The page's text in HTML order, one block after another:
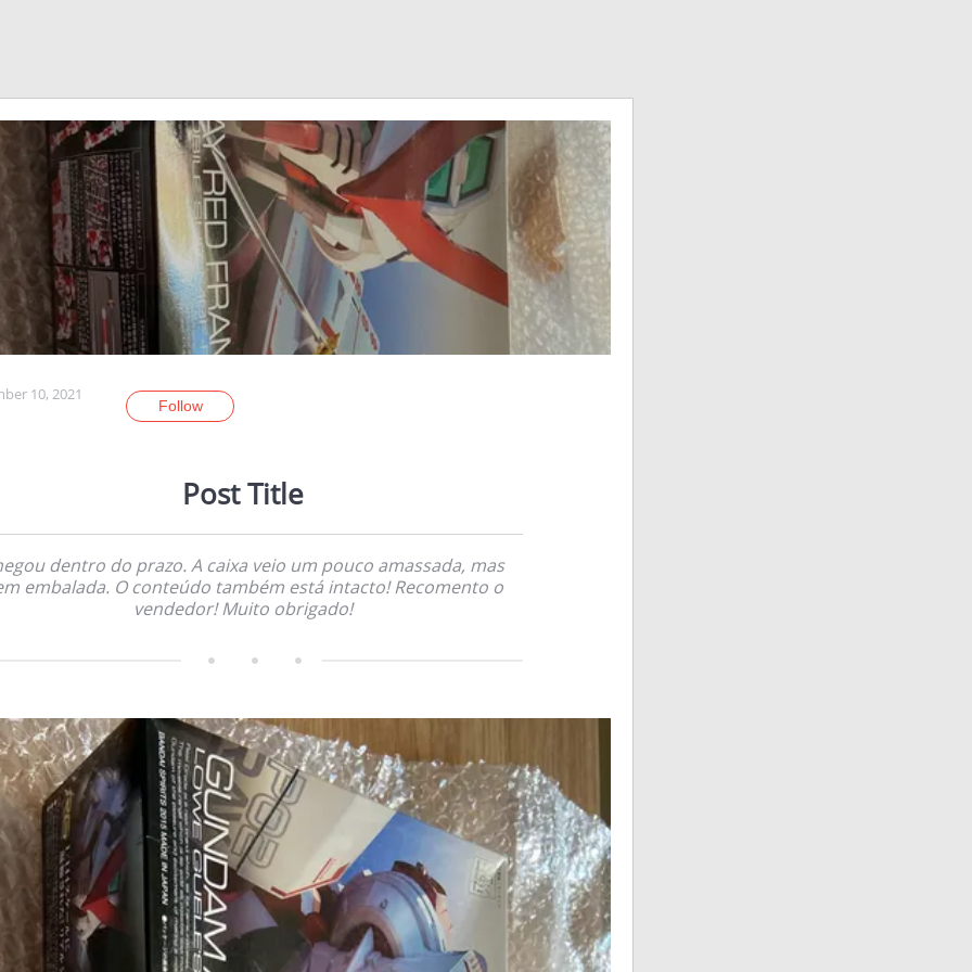
10, 2021
Follow
Post Title
dentro do prazo. A caixa veio um pouco amassada, mas
embalada. O conteúdo também está intacto! Recomento o
vendedor! Muito obrigado!